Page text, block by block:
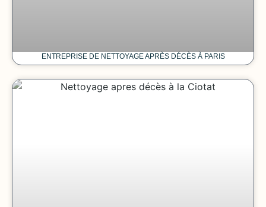
ENTREPRISE DE NETTOYAGE APRÈS DÉCÈS À PARIS